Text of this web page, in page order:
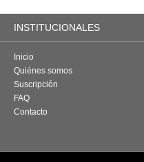
INSTITUCIONALES
Inicio
Quiénes somos
Suscripción
FAQ
Contacto